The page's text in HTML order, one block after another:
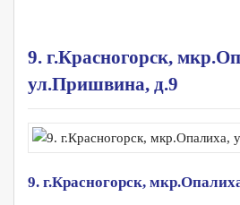
9. г.Красногорск,
ул.Пришвина, д.9
9. г.Красногорск,